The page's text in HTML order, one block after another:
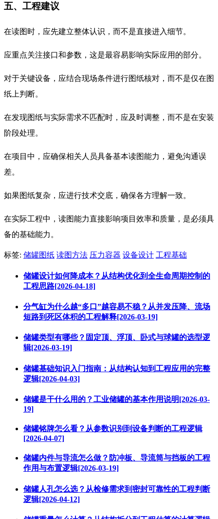
五、工程建议
在读图时，应先建立整体认识，而不是直接进入细节。
应重点关注接口和参数，这是最容易影响实际应用的部分。
对于关键设备，应结合现场条件进行图纸核对，而不是仅在图
纸上判断。
在发现图纸与实际需求不匹配时，应及时调整，而不是在安装
阶段处理。
在项目中，应确保相关人员具备基本读图能力，避免沟通误
差。
如果图纸复杂，应进行技术交底，确保各方理解一致。
在实际工程中，读图能力直接影响项目效率和质量，是必须具
备的基础能力。
标签: 储罐图纸 读图方法 压力容器 设备设计 工程基础
储罐设计如何降成本？从结构优化到全生命周期控制的
工程思路[2026-04-18]
分气缸为什么越“多口”越容易不稳？从并发压降、流场
短路到死区体积的工程解释[2026-03-19]
储罐类型有哪些？固定顶、浮顶、卧式与球罐的选型逻
辑[2026-03-19]
储罐基础知识入门指南：从结构认知到工程应用的完整
逻辑[2026-04-03]
储罐是干什么用的？工业储罐的基本作用说明[2026-03-
19]
储罐铭牌怎么看？从参数识别到设备判断的工程逻辑
[2026-04-07]
储罐内件与导流怎么做？防冲板、导流筒与挡板的工程
作用与布置逻辑[2026-03-19]
储罐人孔怎么选？从检修需求到密封可靠性的工程判断
逻辑[2026-04-12]